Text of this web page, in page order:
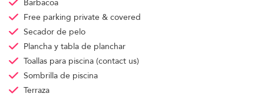
Barbacoa
Free parking private & covered
Secador de pelo
Plancha y tabla de planchar
Toallas para piscina (contact us)
Sombrilla de piscina
Terraza